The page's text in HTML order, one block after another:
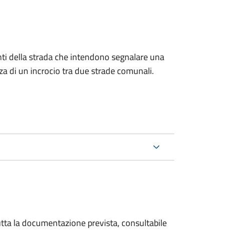
della strada che intendono segnalare una
di un incrocio tra due strade comunali.
la documentazione prevista, consultabile